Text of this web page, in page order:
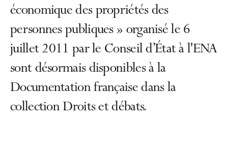
économique des propriétés des
personnes publiques » organisé le 6
juillet 2011 par le Conseil d’État à l'ENA
sont désormais disponibles à la
Documentation française dans la
collection Droits et débats.